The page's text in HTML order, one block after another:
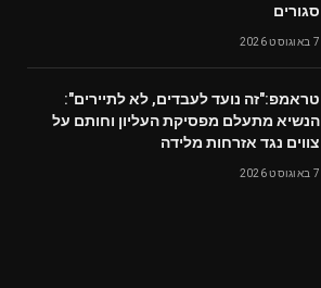
סגורים
7 באוגוסט 2026
טראמפ:"זה נועד לעבדים, לא לתיירים":
הנשיא מתעלם מפסיקת העליון וחותם על
צווים נגד אזרחות מלידה
7 באוגוסט 2026